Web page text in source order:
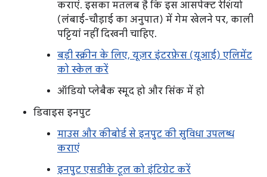
कराएं. इसका मतलब है कि इस आसपेक्ट रेशियो
(लंबाई-चौड़ाई का अनुपात) में गेम खेलने पर, काली
पट्टियां नहीं दिखनी चाहिए.
बड़ी स्क्रीन के लिए, यूज़र इंटरफ़ेस (यूआई) एलिमेंट
को स्केल करें
ऑडियो प्लेबैक स्मूद हो और सिंक में हो
डिवाइस इनपुट
माउस और कीबोर्ड से इनपुट की सुविधा उपलब्ध
कराएं
इनपुट एसडीके टूल को इंटिग्रेट करें